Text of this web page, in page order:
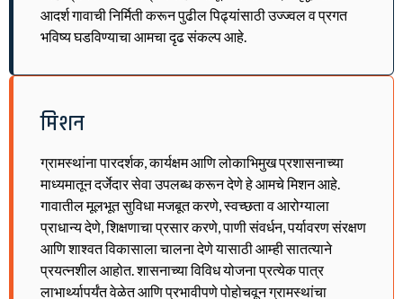
आदर्श गावाची निर्मिती करून पुढील पिढ्यांसाठी उज्ज्वल व प्रगत
भविष्य घडविण्याचा आमचा दृढ संकल्प आहे.
मिशन
ग्रामस्थांना पारदर्शक, कार्यक्षम आणि लोकाभिमुख प्रशासनाच्या
माध्यमातून दर्जेदार सेवा उपलब्ध करून देणे हे आमचे मिशन आहे.
गावातील मूलभूत सुविधा मजबूत करणे, स्वच्छता व आरोग्याला
प्राधान्य देणे, शिक्षणाचा प्रसार करणे, पाणी संवर्धन, पर्यावरण संरक्षण
आणि शाश्वत विकासाला चालना देणे यासाठी आम्ही सातत्याने
प्रयत्नशील आहोत. शासनाच्या विविध योजना प्रत्येक पात्र
लाभार्थ्यापर्यंत वेळेत आणि प्रभावीपणे पोहोचवून ग्रामस्थांचा